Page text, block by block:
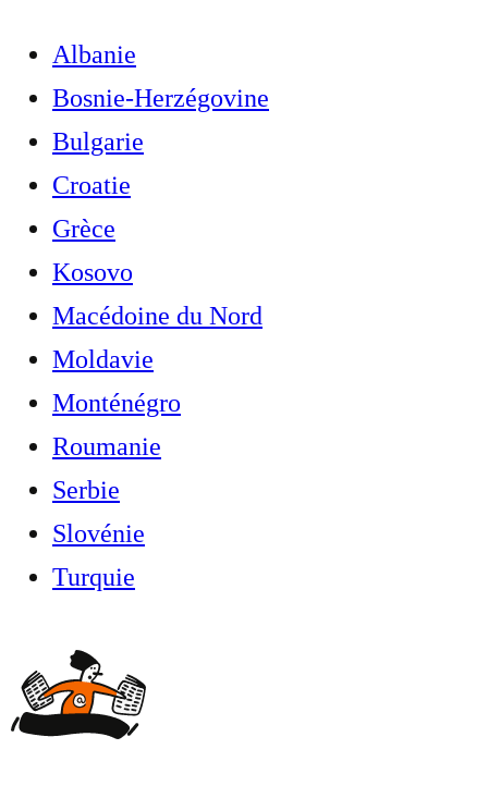
Albanie
Bosnie-Herzégovine
Bulgarie
Croatie
Grèce
Kosovo
Macédoine du Nord
Moldavie
Monténégro
Roumanie
Serbie
Slovénie
Turquie